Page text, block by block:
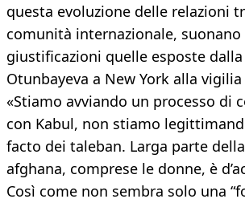
questa evoluzione delle relazioni
comunità internazionale, suonano
giustificazioni quelle esposte dalla
Otunbayeva a New York alla
«Stiamo avviando un processo di
con Kabul, non stiamo
facto dei taleban. Larga parte
afghana, comprese le donne, è
Così come non sembra solo una